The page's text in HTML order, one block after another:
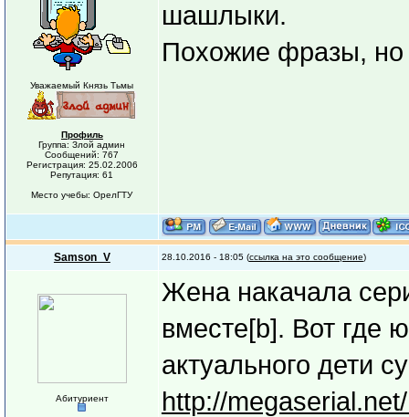
Уважаемый Князь Тьмы
Профиль
Группа: Злой админ
Сообщений: 767
Регистрация: 25.02.2006
Репутация: 61
Место учебы: ОрелГТУ
шашлыки.
Похожие фразы, но
Samson_V 28.10.2016 - 18:05 (ссылка на это сообщение)
Абитуриент
Жена накачала
вместе[b]. Вот
актуального дети
http://